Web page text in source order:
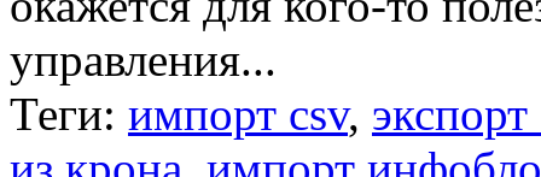
управления...
Теги: импорт csv, экспорт